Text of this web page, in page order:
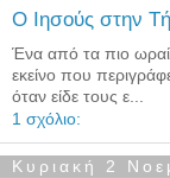
Ο Ιησούς στην
Ένα από τα πιο ωραία
εκείνο που
όταν είδε τους ε...
1 σχόλιο:
Κυριακή 2